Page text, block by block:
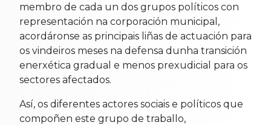
membro de cada un dos grupos políticos con
representación na corporación municipal,
acordáronse as principais liñas de actuación para
os vindeiros meses na defensa dunha transición
enerxética gradual e menos prexudicial para os
sectores afectados.
Así, os diferentes actores sociais e políticos que
compoñen este grupo de traballo,